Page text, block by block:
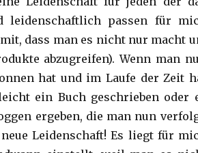
leidenschaftlich passen für
dass man es nicht nur macht
abzugreifen). Wenn man
hat und im Laufe der Zeit
ein Buch geschrieben oder
ergeben, die man nun
Leidenschaft! Es liegt für